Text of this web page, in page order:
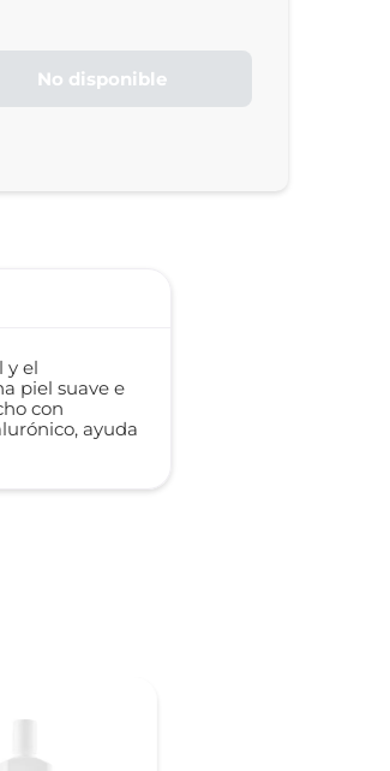
No disponible
y el
piel suave e
con
ayuda